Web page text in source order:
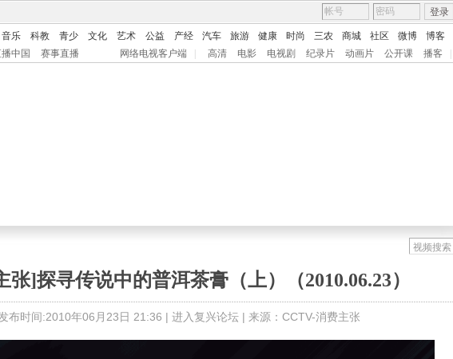
登录
音乐 科教 青少 文化 艺术 公益 产经 汽车 旅游 健康 时尚 三农 商城 社区 微博 博客
中国
赛事直播 网络电视客户端 高清 电影 电视剧 纪录片 动画片 公开课 播客
张]探寻传说中的普洱茶膏（上）（2010.06.23）
布时间:2010年06月23日 21:36 | 进入复兴论坛 | 来源：CCTV-消费主张